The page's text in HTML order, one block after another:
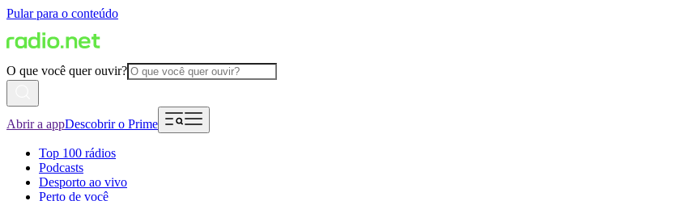
Pular para o conteúdo
O que você quer ouvir?
Abrir a appDescobrir o Prime
Top 100 rádios
Podcasts
Desporto ao vivo
Perto de você